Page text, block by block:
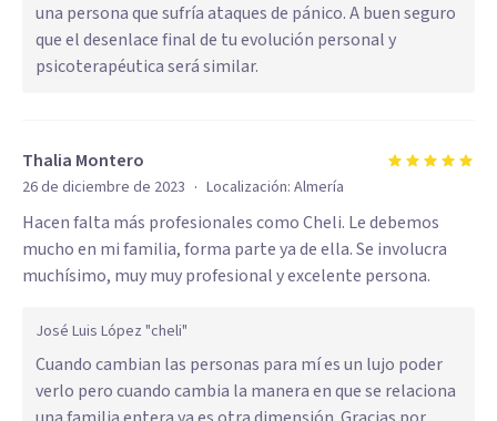
una persona que sufría ataques de pánico. A buen seguro
que el desenlace final de tu evolución personal y
psicoterapéutica será similar.
Thalia Montero
26 de diciembre de 2023 · Localización: Almería
Hacen falta más profesionales como Cheli. Le debemos
mucho en mi familia, forma parte ya de ella. Se involucra
muchísimo, muy muy profesional y excelente persona.
José Luis López "cheli"
Cuando cambian las personas para mí es un lujo poder
verlo pero cuando cambia la manera en que se relaciona